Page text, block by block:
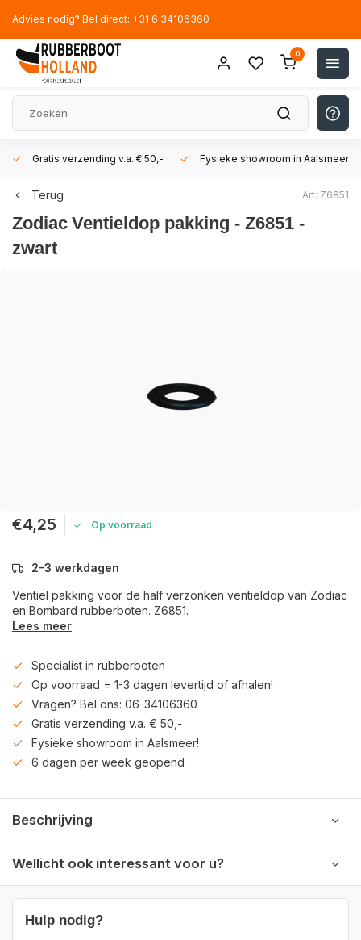
Advies nodig? Bel direct: +31 6 34106360
0
Gratis verzending v.a. € 50,- Fysieke showroom in Aalsmeer!
Terug Art: Z6851
Zodiac Ventieldop pakking - Z6851 -
zwart
€4,25 Op voorraad
2-3 werkdagen
Ventiel pakking voor de half verzonken ventieldop van Zodiac
en Bombard rubberboten. Z6851.
Lees meer
Specialist in rubberboten
Op voorraad = 1-3 dagen levertijd of afhalen!
Vragen? Bel ons: 06-34106360
Gratis verzending v.a. € 50,-
Fysieke showroom in Aalsmeer!
6 dagen per week geopend
Beschrijving
Wellicht ook interessant voor u?
Hulp nodig?